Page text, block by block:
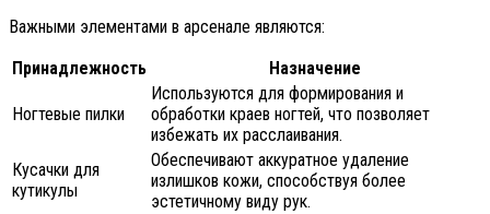
Важными элементами в арсенале являются:
Принадлежность
Назначение
Ногтевые пилки
Используются для формирования и
обработки краев ногтей, что позволяет
избежать их расслаивания.
Кусачки для
кутикулы
Обеспечивают аккуратное удаление
излишков кожи, способствуя более
эстетичному виду рук.